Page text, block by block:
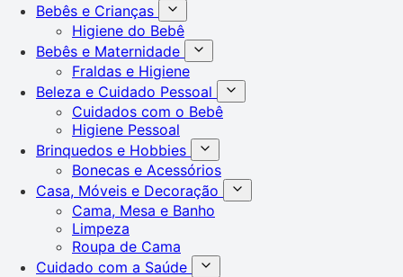
Bebês e Crianças
Higiene do Bebê
Bebês e Maternidade
Fraldas e Higiene
Beleza e Cuidado Pessoal
Cuidados com o Bebê
Higiene Pessoal
Brinquedos e Hobbies
Bonecas e Acessórios
Casa, Móveis e Decoração
Cama, Mesa e Banho
Limpeza
Roupa de Cama
Cuidado com a Saúde